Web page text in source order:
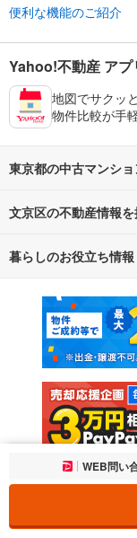
お気に入りに追
WEB問い
便利な機能のご紹介
Yahoo!不動産 アプ
地図でサクッ
物件比較が手
東京都の中古マンシ
路線・駅から探す
通勤・通学時間から
文京区の不動産情報
不動産・住宅
新築マンション
新築一戸建て
注文住宅
売却査定
暮らしのお役立ち情報
マンションカタログ